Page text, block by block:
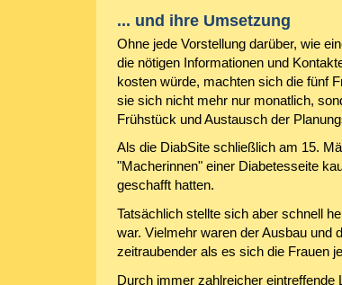
... und ihre Umsetzung
Ohne jede Vorstellung darüber, wie
die nötigen Informationen und
kosten würde, machten sich die fünf
sie sich nicht mehr nur monatlich,
Frühstück und Austausch der
Als die DiabSite schließlich am 15.
"Macherinnen" einer Diabetesseite
geschafft hatten.
Tatsächlich stellte sich aber schnell
war. Vielmehr waren der Ausbau und
zeitraubender als es sich die Frauen
Durch immer zahlreicher